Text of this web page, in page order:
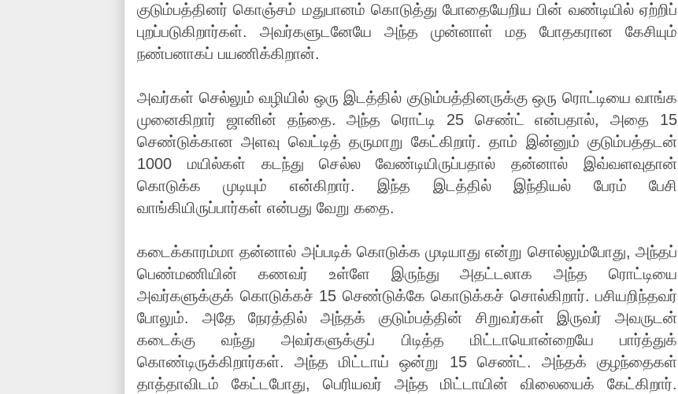
குடும்பத்தினர் கொஞ்சம் மதுபானம் கொடுத்து போதையேறிய பின் வண்டியில் ஏற்றிப்
புறப்படுகிறார்கள். அவர்களுடனேயே அந்த முன்னாள் மத போதகரான கேசியும்
நண்பனாகப் பயணிக்கிறான்.
அவர்கள் செல்லும் வழியில் ஒரு இடத்தில் குடும்பத்தினருக்கு ஒரு ரொட்டியை வாங்க
முனைகிறார் ஜானின் தந்தை. அந்த ரொட்டி 25 செண்ட் என்பதால், அதை 15
செண்டுக்கான அளவு வெட்டித் தருமாறு கேட்கிறார். தாம் இன்னும் குடும்பத்தடன்
1000 மயில்கள் கடந்து செல்ல வேண்டியிருப்பதால் தன்னால் இவ்வளவுதான்
கொடுக்க முடியும் என்கிறார். இந்த இடத்தில் இந்தியல் பேரம் பேசி
வாங்கியிருப்பார்கள் என்பது வேறு கதை.
கடைக்காரம்மா தன்னால் அப்படிக் கொடுக்க முடியாது என்று சொல்லும்போது, அந்தப்
பெண்மணியின் கணவர் உள்ளே இருந்து அதட்டலாக அந்த ரொட்டியை
அவர்களுக்குக் கொடுக்கச் 15 செண்டுக்கே கொடுக்கச் சொல்கிறார். பசியறிந்தவர்
போலும். அதே நேரத்தில் அந்தக் குடும்பத்தின் சிறுவர்கள் இருவர் அவருடன்
கடைக்கு வந்து அவர்களுக்குப் பிடித்த மிட்டாயொன்றையே பார்த்துக்
கொண்டிருக்கிறார்கள். அந்த மிட்டாய் ஒன்று 15 செண்ட். அந்தக் குழந்தைகள்
தாத்தாவிடம் கேட்டபோது, பெரியவர் அந்த மிட்டாயின் விலையைக் கேட்கிறார்.